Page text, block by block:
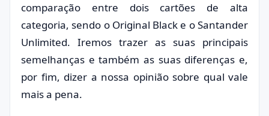
comparação entre dois cartões de alta
categoria, sendo o Original Black e o Santander
Unlimited. Iremos trazer as suas principais
semelhanças e também as suas diferenças e,
por fim, dizer a nossa opinião sobre qual vale
mais a pena.